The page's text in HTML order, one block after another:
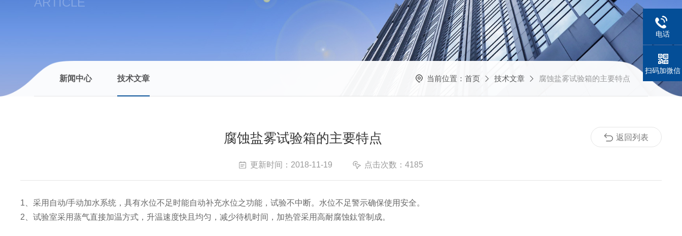
新闻中心 技术文章 当前位置： 首页 技术文章 腐蚀盐雾试验箱的主要特点
腐蚀盐雾试验箱的主要特点
更新时间：2018-11-19 点击次数：4185
1 、采用自动/手动加水系统，具有水位不足时能自动补充水位之功能，试验不中断。水位不足警示确保使用安全。
2 、试验室采用蒸气直接加温方式，升温速度快且均匀，减少待机时间，加热管采用高耐腐蚀鈦管制成。
返回列表
电话
扫码加微信